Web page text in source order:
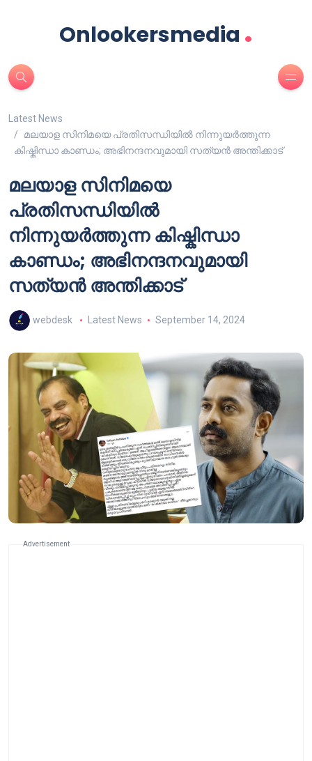
Onlookersmedia .
Latest News
മലയാള സിനിമയെ പ്രതിസന്ധിയിൽ നിന്നുയർത്തുന്ന
കിഷ്കിന്ധാ കാണ്ഡം; അഭിനന്ദനവുമായി സത്യൻ അന്തിക്കാട്
മലയാള സിനിമയെ
പ്രതിസന്ധിയിൽ
നിന്നുയർത്തുന്ന കിഷ്കിന്ധാ
കാണ്ഡം; അഭിനന്ദനവുമായി
സത്യൻ അന്തിക്കാട്
webdesk Latest News September 14, 2024
Advertisement